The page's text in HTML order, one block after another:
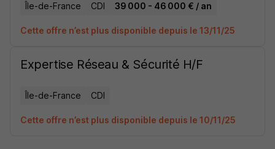
Île-de-France CDI 39 000 - 46 000 € / an
Cette offre n’est plus disponible depuis le 13/11/25
Expertise Réseau & Sécurité H/F
Île-de-France CDI
Cette offre n’est plus disponible depuis le 10/11/25